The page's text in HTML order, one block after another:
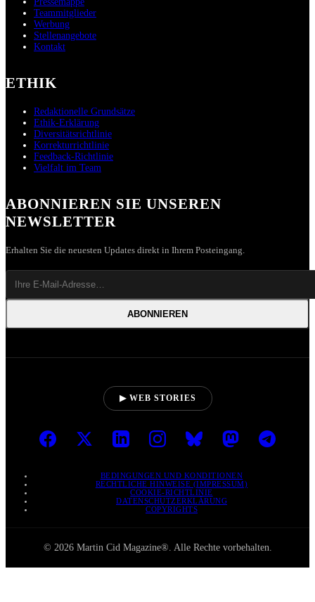
Teammitglieder
Werbung
Stellenangebote
Kontakt
ETHIK
Redaktionelle Grundsätze
Ethik-Erklärung
Diversitätsrichtlinie
Korrekturrichtlinie
Feedback-Richtlinie
Vielfalt im Team
ABONNIEREN SIE UNSEREN
NEWSLETTER
Erhalten Sie die neuesten Updates direkt in Ihrem Posteingang.
ABONNIEREN
▶ WEB STORIES
BEDINGUNGEN UND KONDITIONEN
RECHTLICHE HINWEISE (IMPRESSUM)
COOKIE-RICHTLINIE
DATENSCHUTZERKLÄRUNG
COPYRIGHTS
© 2026 Martin Cid Magazine®. Alle Rechte vorbehalten.